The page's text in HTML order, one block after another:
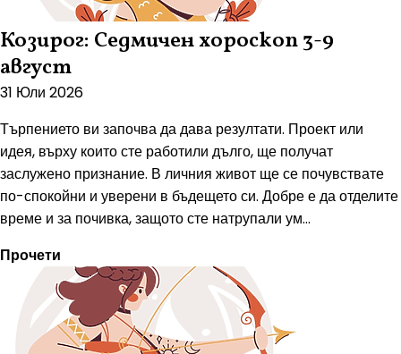
Козирог: Седмичен хороскоп 3-9
август
31 Юли 2026
Търпението ви започва да дава резултати. Проект или
идея, върху които сте работили дълго, ще получат
заслужено признание. В личния живот ще се почувствате
по-спокойни и уверени в бъдещето си. Добре е да отделите
време и за почивка, защото сте натрупали ум...
Прочети